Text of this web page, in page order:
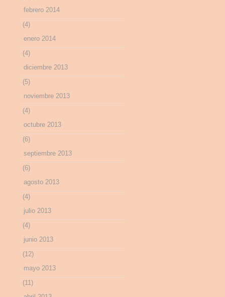
febrero 2014
(4)
enero 2014
(4)
diciembre 2013
(5)
noviembre 2013
(4)
octubre 2013
(6)
septiembre 2013
(6)
agosto 2013
(4)
julio 2013
(4)
junio 2013
(12)
mayo 2013
(11)